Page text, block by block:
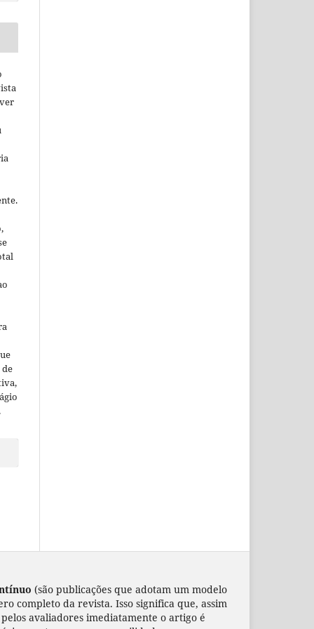
de
(são publicações que adotam um modelo
completo da revista. Isso significa que, assim
avaliadores imediatamente o artigo é